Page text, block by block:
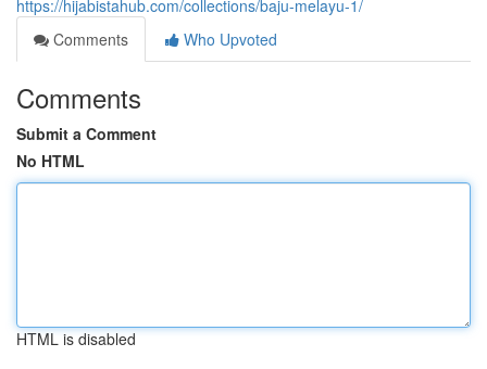
https://hijabistahub.com/collections/baju-melayu-1/
Comments
Who Upvoted
Comments
Submit a Comment
No HTML
HTML is disabled